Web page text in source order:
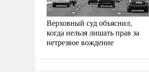
Верховный суд объяснил,
когда нельзя лишать прав за
нетрезвое вождение